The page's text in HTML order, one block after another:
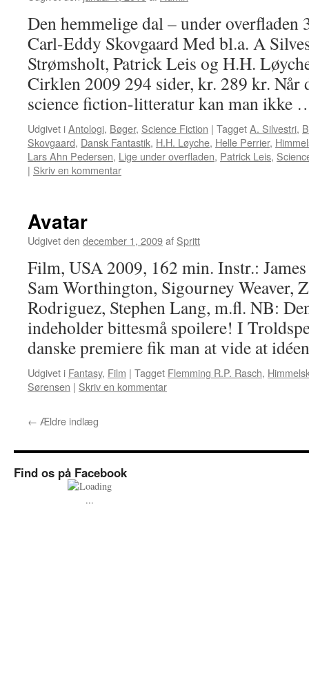
Den hemmelige dal – under
Carl-Eddy Skovgaard Med bl.a. A
Strømsholt, Patrick Leis og H.H.
Cirklen 2009 294 sider, kr. 289 kr. Når
science fiction-litteratur kan man ikke
Udgivet iAntologi, Bøger, Science Fiction | TaggetA. Silvestri,
Skovgaard, Dansk Fantastik, H.H. Løyche, Helle Perrier,
Lars Ahn Pedersen, Lige under overfladen, Patrick Leis,
| Skriv en kommentar
Avatar
Udgivet den december 1, 2009af Spritt
Film, USA 2009, 162 min. Instr.:
Sam Worthington, Sigourney Weaver,
Rodriguez, Stephen Lang, m.fl. NB:
indeholder bittesmå spoilere! I
danske premiere fik man at vide at
Udgivet i Fantasy, Film | Tagget Flemming R.P. Rasch,
Sørensen | Skriv en kommentar
← Ældre indlæg
Find os på Facebook